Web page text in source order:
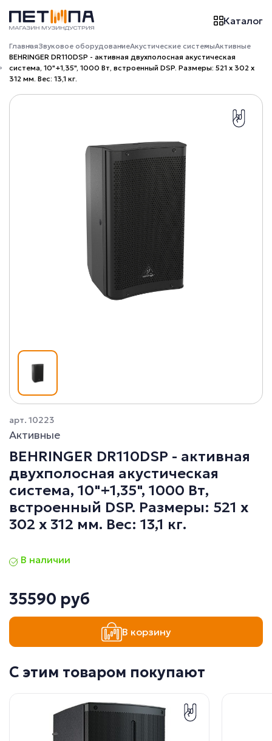
Каталог
ГлавнаяЗвуковое оборудованиеАкустические системыАктивные
BEHRINGER DR110DSP - активная двухполосная акустическая
система, 10"+1,35", 1000 Вт, встроенный DSP. Размеры: 521 x 302 x
312 мм. Вес: 13,1 кг.
арт. 10223
Активные
BEHRINGER DR110DSP - активная
двухполосная акустическая
система, 10"+1,35", 1000 Вт,
встроенный DSP. Размеры: 521 x
302 x 312 мм. Вес: 13,1 кг.
В наличии
35590 руб
В корзину
С этим товаром покупают